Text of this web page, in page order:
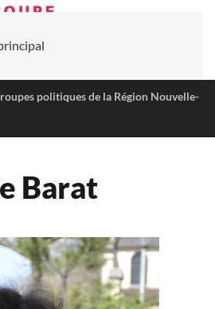
politiques de la Région Nouvelle-
Barat